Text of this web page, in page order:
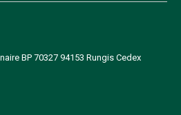
BP 70327 94153 Rungis Cedex